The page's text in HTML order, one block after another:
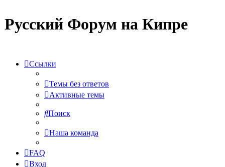
Русский Форум на Кипре
Ссылки
Темы без ответов
Активные темы
Поиск
Наша команда
FAQ
Вход